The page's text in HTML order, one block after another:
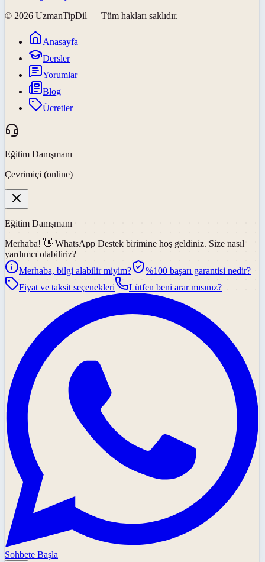
© 2026 UzmanTipDil — Tüm hakları saklıdır.
Anasayfa
Dersler
Yorumlar
Blog
Ücretler
Eğitim Danışmanı
Çevrimiçi (online)
Eğitim Danışmanı
Merhaba! 👋 WhatsApp Destek birimine hoş geldiniz. Size nasıl
yardımcı olabiliriz?
Merhaba, bilgi alabilir miyim?
%100 başarı garantisi nedir?
Fiyat ve taksit seçenekleri
Lütfen beni arar mısınız?
Sohbete Başla